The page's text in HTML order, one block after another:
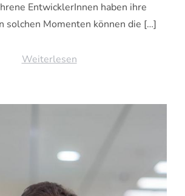
EntwicklerInnen haben ihre
solchen Momenten können die […]
Weiterlesen